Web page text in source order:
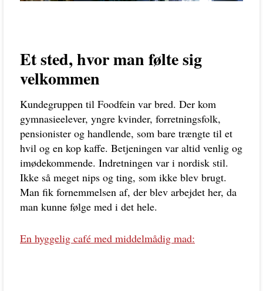
Et sted, hvor man følte sig
velkommen
Kundegruppen til Foodfein var bred. Der kom
gymnasieelever, yngre kvinder, forretningsfolk,
pensionister og handlende, som bare trængte til et
hvil og en kop kaffe. Betjeningen var altid venlig og
imødekommende. Indretningen var i nordisk stil.
Ikke så meget nips og ting, som ikke blev brugt.
Man fik fornemmelsen af, der blev arbejdet her, da
man kunne følge med i det hele.
En hyggelig café med middelmådig mad: